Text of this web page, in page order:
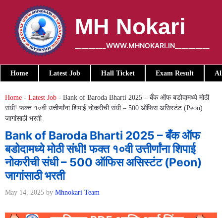
content
MH Nokari
_________WWW.MHNOKARI.IN__________
Home Latest Job Hall Ticket Exam Result
Home - Latest Job - Bank of Baroda Bharti 2025 – बँक ऑफ बडोदामध्ये मोठी
संधी! फक्त १०वी उत्तीर्णांना शिपाई नोकरीची संधी – 500 ऑफिस असिस्टंट (Peon)
जागांसाठी भरती
Bank of Baroda Bharti 2025 – बँक ऑफ
बडोदामध्ये मोठी संधी! फक्त १०वी उत्तीर्णांना शिपाई
नोकरीची संधी – 500 ऑफिस असिस्टंट (Peon)
जागांसाठी भरती
May 14, 2025 by Mhnokari Team